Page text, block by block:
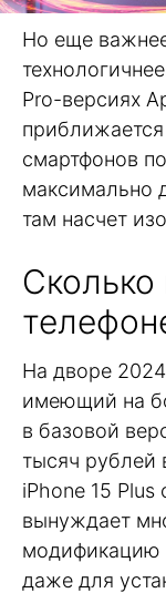
Но еще
Pro-версиях
приближается
смартфонов
максимально
там насчет
На дворе 2024
имеющий на
в базовой
тысяч рублей
iPhone 15
вынуждает
модификацию
даже для